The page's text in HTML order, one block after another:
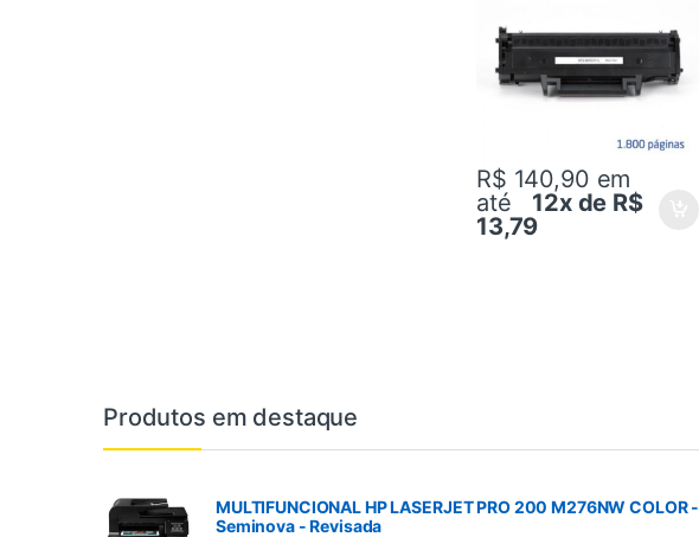
R$ 140,90 em
até 12x de R$
13,79
Produtos em destaque
MULTIFUNCIONAL HP LASERJET PRO 200 M276NW COLOR -
Seminova - Revisada